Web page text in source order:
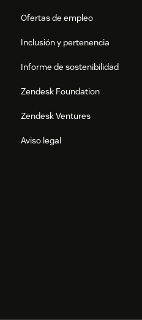
Ofertas de empleo
Inclusión y pertenencia
Informe de sostenibilidad
Zendesk Foundation
Zendesk Ventures
Aviso legal